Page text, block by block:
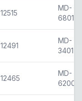
12515
MD-
6801
12491
MD-
3401
12465
MD-
6200